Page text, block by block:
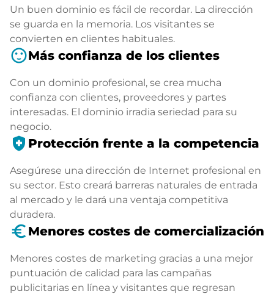
Un buen dominio es fácil de recordar. La dirección
se guarda en la memoria. Los visitantes se
convierten en clientes habituales.
sentiment_satisfiedMás confianza de los clientes
Con un dominio profesional, se crea mucha
confianza con clientes, proveedores y partes
interesadas. El dominio irradia seriedad para su
negocio.
health_and_safety Protección frente a la competencia
Asegúrese una dirección de Internet profesional en
su sector. Esto creará barreras naturales de entrada
al mercado y le dará una ventaja competitiva
duradera.
euro_symbol Menores costes de comercialización
Menores costes de marketing gracias a una mejor
puntuación de calidad para las campañas
publicitarias en línea y visitantes que regresan